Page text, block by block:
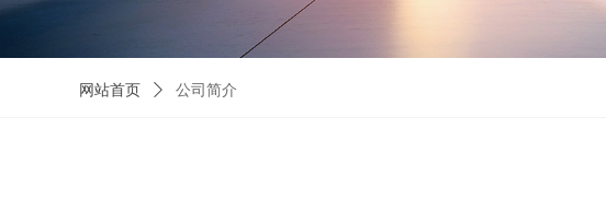
网站首页 ꄲ 公司简介